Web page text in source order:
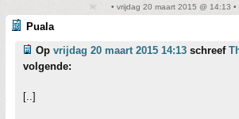
• vrijdag 20 maart 2015 @ 14:13 •
Puala
Op vrijdag 20 maart 2015 14:13 schreef
volgende:
[..]